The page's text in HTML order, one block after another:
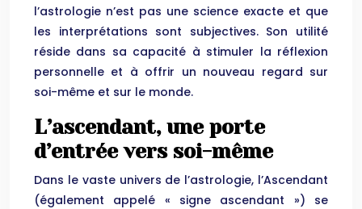
l’astrologie n’est pas une science exacte et que
les interprétations sont subjectives. Son utilité
réside dans sa capacité à stimuler la réflexion
personnelle et à offrir un nouveau regard sur
soi-même et sur le monde.
L’ascendant, une porte
d’entrée vers soi-même
Dans le vaste univers de l’astrologie, l’Ascendant
(également appelé « signe ascendant ») se